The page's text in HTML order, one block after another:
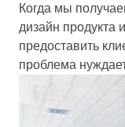
Когда мы
дизайн продукта
предоставить
проблема